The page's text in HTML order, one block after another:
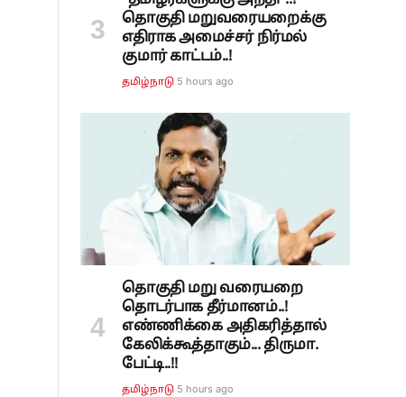
தொகுதி மறுவரையறைக்கு
எதிராக அமைச்சர் நிர்மல்
குமார் காட்டம்..!
தமிழ்நாடு 5 hours ago
தொகுதி மறு வரையறை
தொடர்பாக தீர்மானம்..!
எண்ணிக்கை அதிகரித்தால்
கேலிக்கூத்தாகும்... திருமா.
பேட்டி..!!
தமிழ்நாடு 5 hours ago